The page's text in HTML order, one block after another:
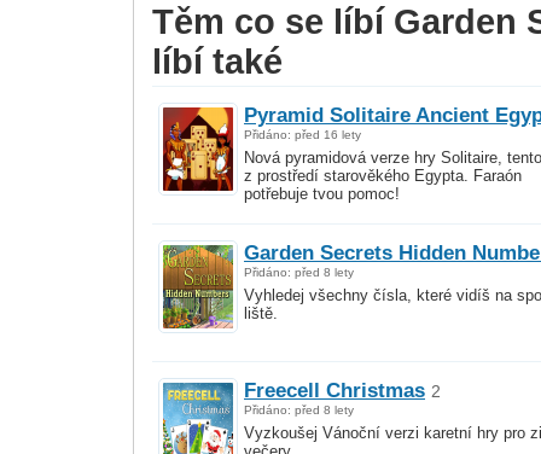
Těm co se líbí Garden
líbí také
Pyramid Solitaire Ancient
Přidáno: před 16 lety
Nová pyramidová verze hry Solitaire,
z prostředí starověkého Egypta. Faraón
potřebuje tvou pomoc!
Garden Secrets Hidden
Přidáno: před 8 lety
Vyhledej všechny čísla, které vidíš na
liště.
Freecell Christmas 2
Přidáno: před 8 lety
Vyzkoušej Vánoční verzi karetní hry pro